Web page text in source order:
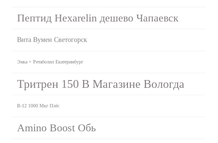
Пептид Hexarelin дешево Чапаевск
Вита Вумен Светогорск
Энка + Ретаболил Екатеринбург
Тритрен 150 В Магазине Вологда
B-12 1000 Мкг Плёс
Amino Boost Обь